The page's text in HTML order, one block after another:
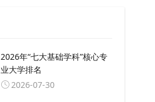
2026年“七大基础学科”核心专
业大学排名
2026-07-30